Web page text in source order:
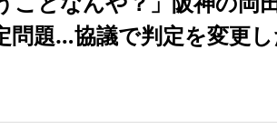
問題…協議で判定を変更